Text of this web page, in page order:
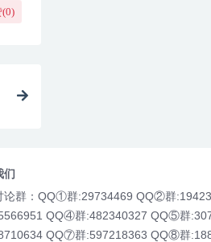
(0)
们
论群：QQ①群:29734469 QQ②群
QQ④群:482340327 QQ⑤群
QQ⑦群:597218363 QQ⑧群